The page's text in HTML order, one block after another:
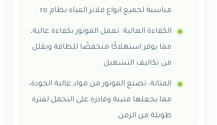
مناسبة لجميع انواع فلاتر المياه نظام ro .
الكفاءة العالية: تعمل الموتور بكفاءة عالية،
مما يوفر استهلاكًا منخفضًا للطاقة ويقلل
من تكاليف التشغيل.
المتانة: تصنع الموتور من مواد عالية الجودة،
مما يجعلها متينة وقادرة على التحمل لفترة
طويلة من الزمن.